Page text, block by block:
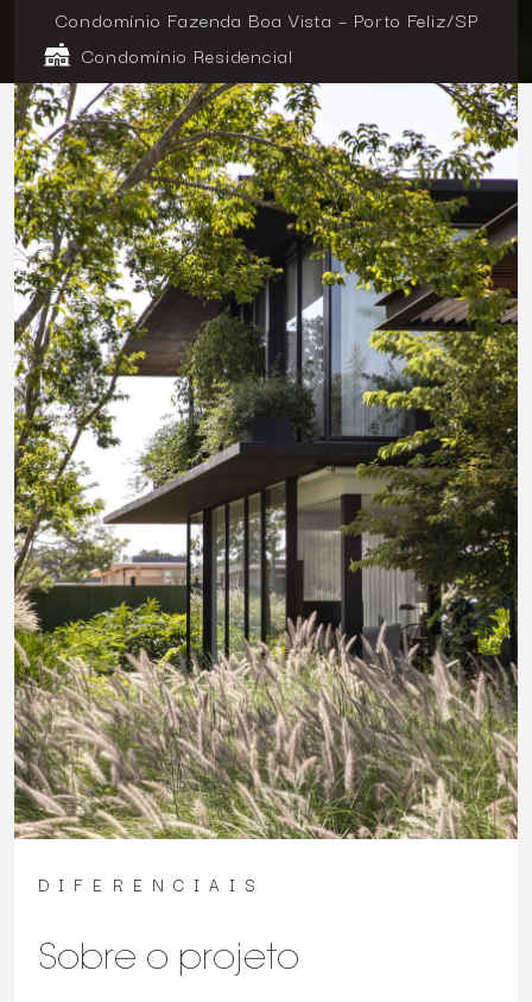
Condomínio Fazenda Boa Vista – Porto Feliz/SP
Condomínio Residencial
DIFERENCIAIS
Sobre o projeto